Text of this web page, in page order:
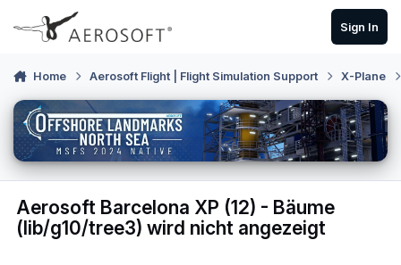
Skip to content
Sign In
Home Aerosoft Flight | Flight Simulation Support X-Plane
Aerosoft Barcelona XP (12) - Bäume
(lib/g10/tree3) wird nicht angezeigt